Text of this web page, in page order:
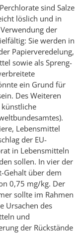
sind Salze
löslich und in
der
Sie werden in
Papierveredelung,
sowie als Spreng-
ein Grund für
Des Weiteren
Lebensmittel
der EU-
in Lebensmitteln
sollen. In vier der
Gehalt über dem
0,75 mg/kg. Der
sollte im Rahmen
Ursachen des
und
der Rückstände